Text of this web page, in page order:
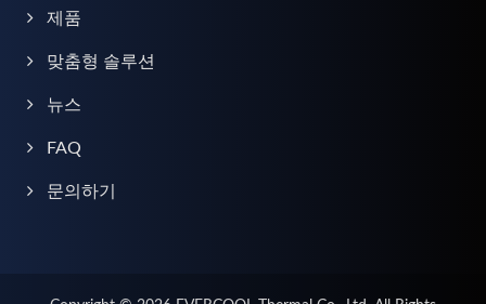
제품
맞춤형 솔루션
뉴스
FAQ
문의하기